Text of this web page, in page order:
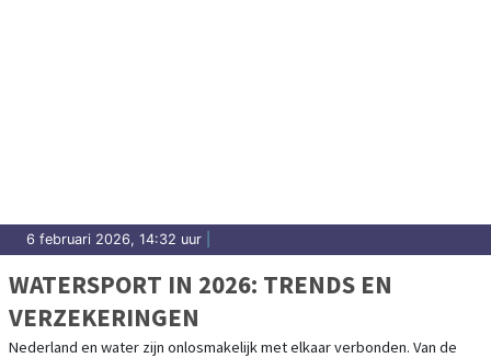
6 februari 2026, 14:32 uur
WATERSPORT IN 2026: TRENDS EN
VERZEKERINGEN
Nederland en water zijn onlosmakelijk met elkaar verbonden. Van de